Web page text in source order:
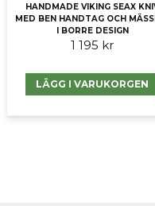
HANDMADE VIKING SEAX
MED BEN HANDTAG OCH
I BORRE DESIGN
1 195 kr
LÄGG I VARUKORGEN